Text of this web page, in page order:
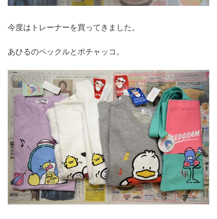
今度はトレーナーを買ってきました。
あひるのペックルとポチャッコ。